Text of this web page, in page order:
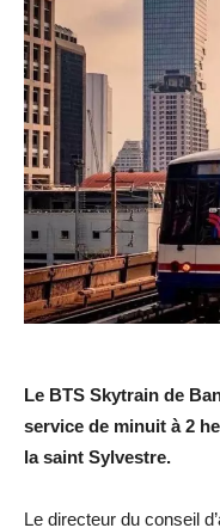
Le BTS Skytrain de
service de minuit à 2
la saint Sylvestre.
Le directeur du conseil